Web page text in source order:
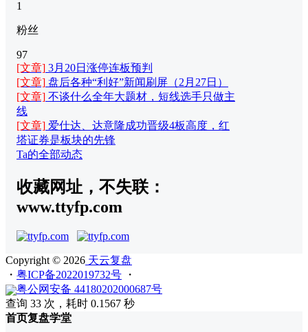
1
粉丝
97
[文章] 3月20日涨停连板预判
[文章] 盘后各种“利好”新闻刷屏（2月27日）
[文章] 不谈什么全年大题材，短线选手只做主
线
[文章] 爱仕达、达意隆成功晋级4板高度，红
塔证券是板块的先锋
Ta的全部动态
收藏网址，不失联：
www.ttyfp.com
Copyright © 2026 天云复盘
・ 粤ICP备2022019732号
・
粤公网安备 44180202000687号
查询 33 次，耗时 0.1567 秒
首页复盘学堂